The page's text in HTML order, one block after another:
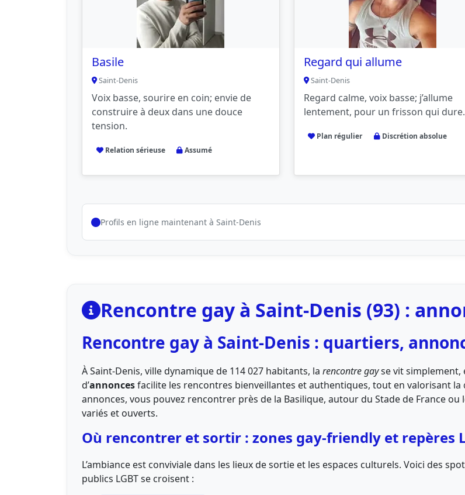
Basile
Saint-Denis
Voix basse, sourire en coin; envie de
construire à deux dans une douce
tension.
Relation sérieuse Assumé
Regard qui allume
Saint-Denis
Regard calme, voix basse; j’allume
lentement, pour un frisson qui dure.
Plan régulier Discrétion absolue
Profils en ligne maintenant à Saint-Denis
Rencontre gay à Saint-Denis (93) :
Rencontre gay à Saint-Denis : quartiers,
À Saint-Denis, ville dynamique de 114 027 habitants, la rencontre gayse vit simplement,
d’annoncesfacilite les rencontres bienveillantes et authentiques, tout en valorisant la
annonces, vous pouvez rencontrer près de la Basilique, autour du Stade de France ou
variés et ouverts.
Où rencontrer et sortir : zones gay-friendly et repères
L’ambiance est conviviale dans les lieux de sortie et les espaces culturels. Voici des
publics LGBT se croisent :